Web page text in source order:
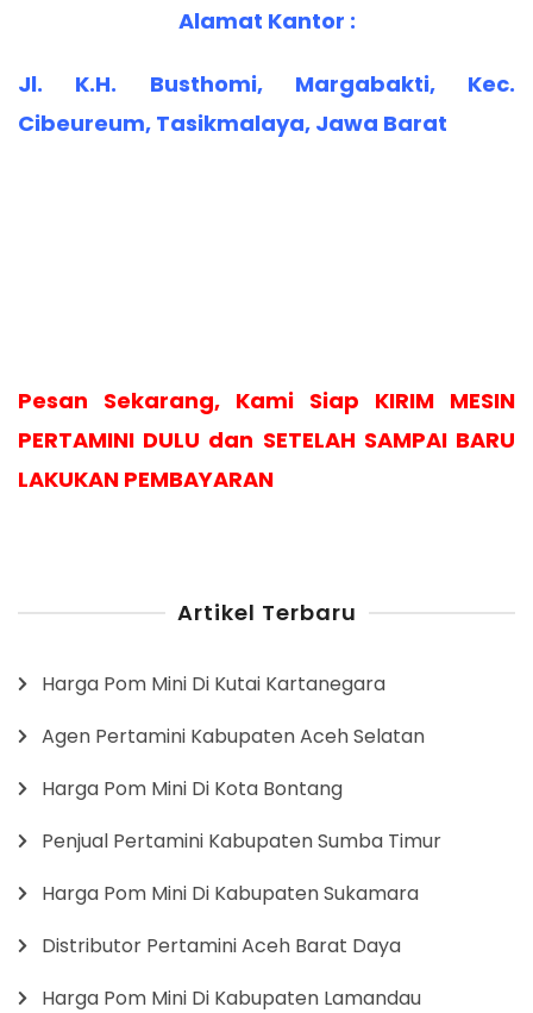
Alamat Kantor :
Jl. K.H. Busthomi, Margabakti, Kec.
Cibeureum, Tasikmalaya, Jawa Barat
Pesan Sekarang, Kami Siap KIRIM MESIN
PERTAMINI DULU dan SETELAH SAMPAI BARU
LAKUKAN PEMBAYARAN
Artikel Terbaru
Harga Pom Mini Di Kutai Kartanegara
Agen Pertamini Kabupaten Aceh Selatan
Harga Pom Mini Di Kota Bontang
Penjual Pertamini Kabupaten Sumba Timur
Harga Pom Mini Di Kabupaten Sukamara
Distributor Pertamini Aceh Barat Daya
Harga Pom Mini Di Kabupaten Lamandau